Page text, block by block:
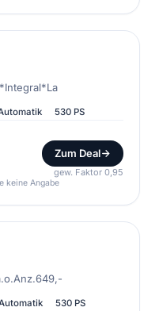
530 PS
Zum Deal
gew. Faktor 0,95
keine Angabe
530 PS